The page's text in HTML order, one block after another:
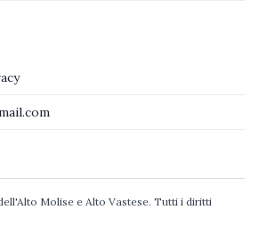
Molise e Alto Vastese. Tutti i diritti